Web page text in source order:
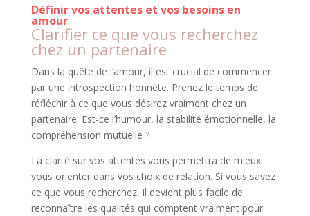
Définir vos attentes et vos besoins en
amour
Clarifier ce que vous recherchez
chez un partenaire
Dans la quête de l’amour, il est crucial de commencer
par une introspection honnête. Prenez le temps de
réfléchir à ce que vous désirez vraiment chez un
partenaire. Est-ce l’humour, la stabilité émotionnelle, la
compréhension mutuelle ?
La clarté sur vos attentes vous permettra de mieux
vous orienter dans vos choix de relation. Si vous savez
ce que vous recherchez, il devient plus facile de
reconnaître les qualités qui comptent vraiment pour